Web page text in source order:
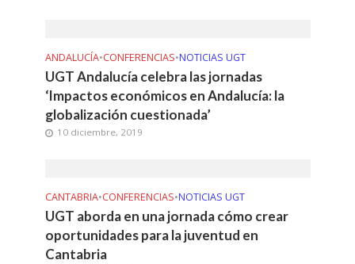
ANDALUCÍA•CONFERENCIAS•NOTICIAS UGT
UGT Andalucía celebra las jornadas
‘Impactos económicos en Andalucía: la
globalización cuestionada’
10 diciembre, 2019
CANTABRIA•CONFERENCIAS•NOTICIAS UGT
UGT aborda en una jornada cómo crear
oportunidades para la juventud en
Cantabria